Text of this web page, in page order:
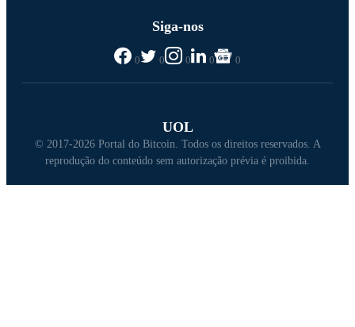
Siga-nos
0 0 0 0 0
UOL
© 2017-2026 Portal do Bitcoin. Todos os direitos reservados. A
reprodução do conteúdo sem autorização prévia é proibida.